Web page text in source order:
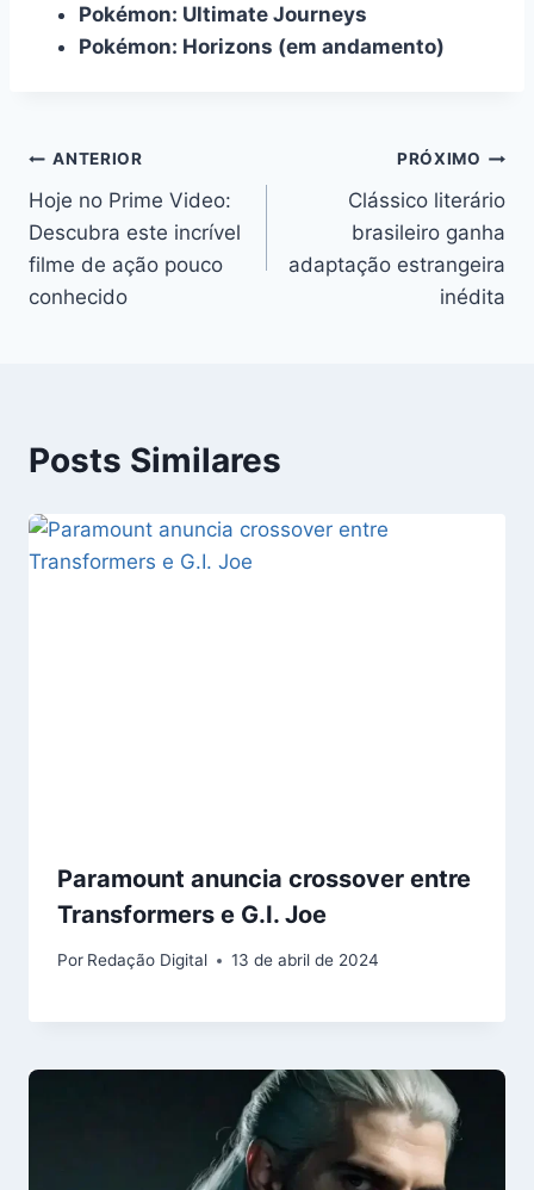
Pokémon: Ultimate Journeys
Pokémon: Horizons (em andamento)
Navegação
de
Post
ANTERIOR
Hoje no Prime Video:
Descubra este incrível
filme de ação pouco
conhecido
PRÓXIMO
Clássico literário
brasileiro ganha
adaptação estrangeira
inédita
Posts Similares
Paramount anuncia crossover entre
Transformers e G.I. Joe
Por Redação Digital 13 de abril de 2024